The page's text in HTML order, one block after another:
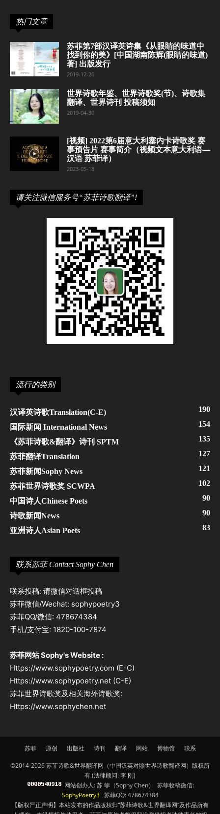
热门文章
苏菲第7部汉译英诗集《从眼睛的味道中
找到你的美》[中国湖南陈辉(眼睛的味道)
著] 出版发行
2019-12-20
世界诗歌年鉴、世界诗歌奖(节)、诗歌集
翻译、世界诗刊 投稿须知
2019-04-30
[视频] 2022第6届意大利塞内卡诗歌奖 赛
事预告片 赛事简介（视频文本意大利语—
汉语 苏菲译）
2023-05-18
请关注微信服务号“苏菲诗歌翻译”!
流行的类别
汉译英诗歌Translation(C-E) 190
国际新闻 International News 154
《苏菲诗歌&翻译》诗刊 SPTM 135
苏菲翻译Translation 127
苏菲新闻Sophy News 121
苏菲世界诗歌奖 SCWPA 102
中国诗人Chinese Poets 90
诗歌新闻News 90
亚洲诗人Asian Poets 83
联系苏菲 Contact Sophy Chen
联系投稿: 请微信对话框投稿
苏菲微信/Wechat: sophypoetry3
苏菲QQ/微信: 478674384
手机/支付宝: 1820-100-7874
苏菲网站 Sophy's Website :
Https://www.sophypoetry.com (E-C)
Https://www.sophypoetry.net (C-E)
苏菲世界诗歌奖及相关海外诗歌奖:
Https://www.sophychen.net
苏菲 原创 出版社 诗刊 翻译 网站 博物馆 联系
©2014-2026 苏菲诗歌&世界翻译网（中国汉英对照世界诗歌翻译网）版权所
有 (法律顾问: 李 刚)
网站创办人: 苏 菲（Sophy Chen） 苏菲收稿微信:
SophyPoetry3苏菲QQ: 478674384
【版权严正声明】本站发布的作品版权归“苏菲诗歌&世界翻译网”及作品所有